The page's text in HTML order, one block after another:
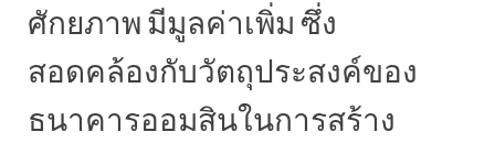
ศักยภาพ มีมูลค่าเพิ่ม ซึ่ง
สอดคล้องกับวัตถุประสงค์ของ
ธนาคารออมสินในการสร้าง